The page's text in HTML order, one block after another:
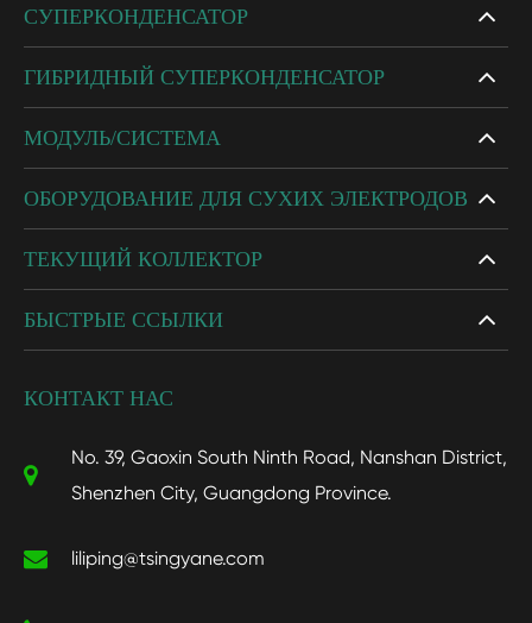
СУПЕРКОНДЕНСАТОР
ГИБРИДНЫЙ СУПЕРКОНДЕНСАТОР
МОДУЛЬ/СИСТЕМА
ОБОРУДОВАНИЕ ДЛЯ СУХИХ ЭЛЕКТРОДОВ
ТЕКУЩИЙ КОЛЛЕКТОР
БЫСТРЫЕ ССЫЛКИ
КОНТАКТ НАС
No. 39, Gaoxin South Ninth Road, Nanshan District,
Shenzhen City, Guangdong Province.
liliping@tsingyane.com